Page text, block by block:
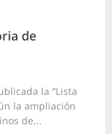
de
la “Lista
la ampliación
de...